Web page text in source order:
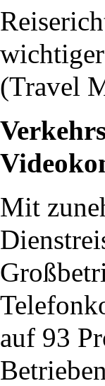
(Travel
Mit
auf 93